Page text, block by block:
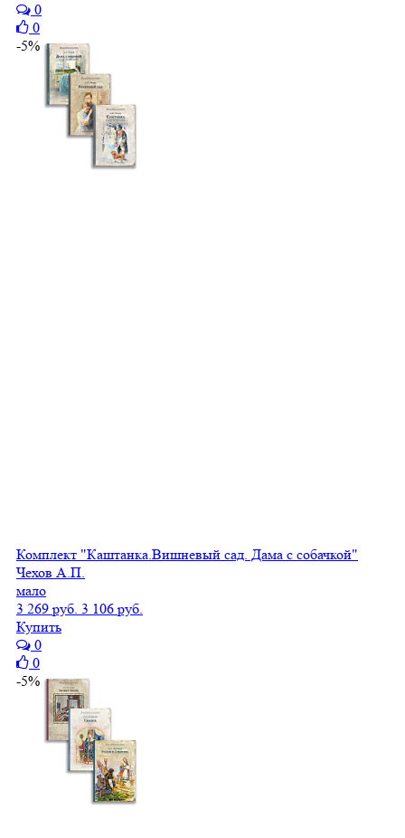
0
0
-5%
Комплект "Каштанка.Вишневый сад. Дама с собачкой"
Чехов А.П.
мало
3 269 руб. 3 106 руб.
Купить
0
0
-5%